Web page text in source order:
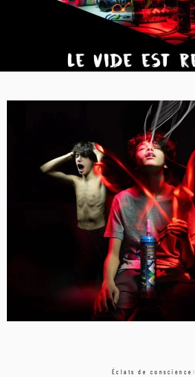
Éclats de conscience: